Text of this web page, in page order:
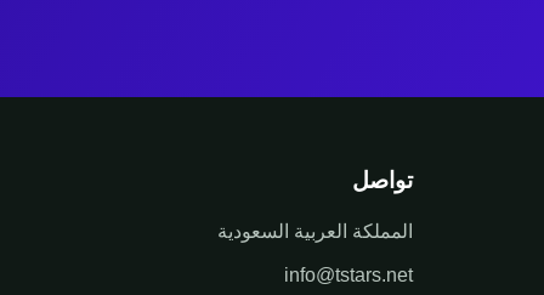
تواصل
المملكة العربية السعودية
info@tstars.net